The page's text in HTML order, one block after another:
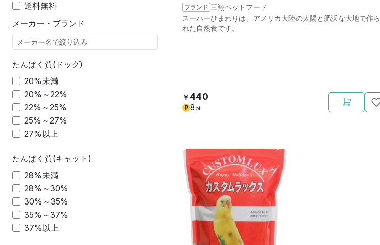
送料無料
メーカー・ブランド
たんぱく質(ドッグ)
20%未満
20%～22%
22%～25%
25%～27%
27%以上
たんぱく質(キャット)
28%未満
28%～30%
30%～35%
35%～37%
37%以上
ブランド 三翔ペットフード
スーパーひまわりは、アメリカ大陸の太陽と肥沃な大地で作ら
れた自然食です。
￥ 440
P 8 pt